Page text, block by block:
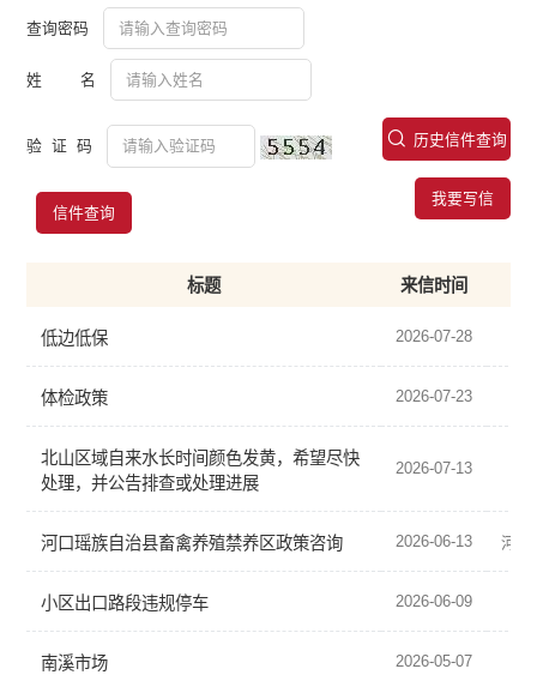
查询密码
姓 名
验 证 码 历史信件查询
信件查询
我要写信
标题 来信时间
低边低保 2026-07-28
体检政策 2026-07-23
北山区域自来水长时间颜色发黄，希望尽快
处理，并公告排查或处理进展
2026-07-13
河口瑶族自治县畜禽养殖禁养区政策咨询 2026-06-13 河口
小区出口路段违规停车 2026-06-09
南溪市场 2026-05-07